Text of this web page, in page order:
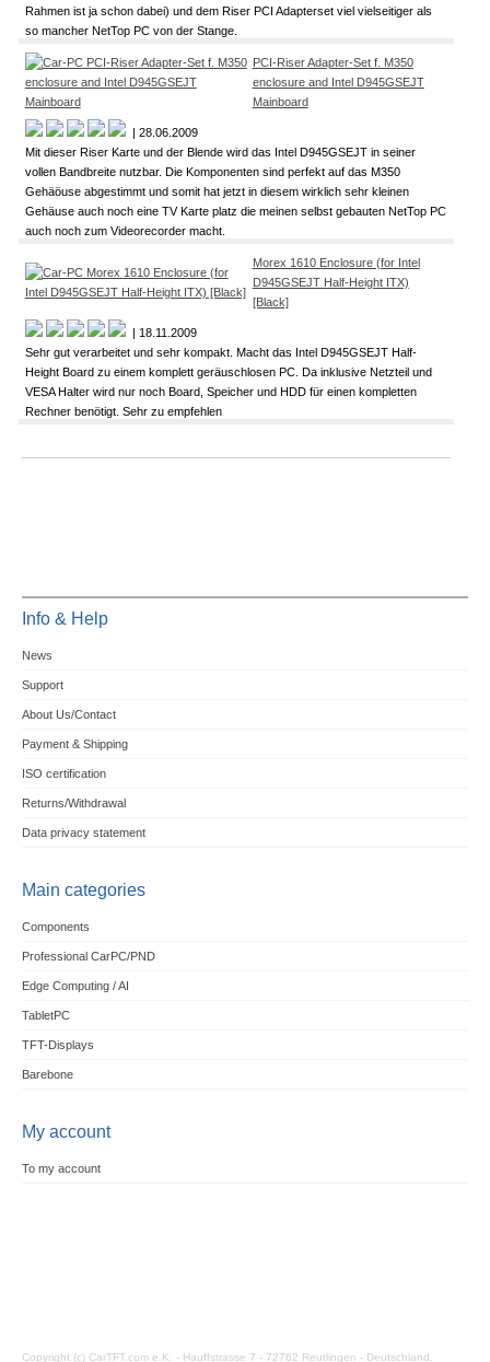
Rahmen ist ja schon dabei) und dem Riser PCI Adapterset viel vielseitiger als
so mancher NetTop PC von der Stange.
PCI-Riser Adapter-Set f. M350
enclosure and Intel D945GSEJT
Mainboard
| 28.06.2009
Mit dieser Riser Karte und der Blende wird das Intel D945GSEJT in seiner
vollen Bandbreite nutzbar. Die Komponenten sind perfekt auf das M350
Gehäöuse abgestimmt und somit hat jetzt in diesem wirklich sehr kleinen
Gehäuse auch noch eine TV Karte platz die meinen selbst gebauten NetTop PC
auch noch zum Videorecorder macht.
Morex 1610 Enclosure (for Intel
D945GSEJT Half-Height ITX)
[Black]
| 18.11.2009
Sehr gut verarbeitet und sehr kompakt. Macht das Intel D945GSEJT Half-
Height Board zu einem komplett geräuschlosen PC. Da inklusive Netzteil und
VESA Halter wird nur noch Board, Speicher und HDD für einen kompletten
Rechner benötigt. Sehr zu empfehlen
Info & Help
News
Support
About Us/Contact
Payment & Shipping
ISO certification
Returns/Withdrawal
Data privacy statement
Main categories
Components
Professional CarPC/PND
Edge Computing / AI
TabletPC
TFT-Displays
Barebone
My account
To my account
Copyright (c) CarTFT.com e.K. - Hauffstrasse 7 - 72762 Reutlingen - Deutschland.